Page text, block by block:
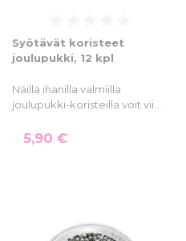
Syötävät koristeet
joulupukki, 12 kpl
Näillä ihanilla valmiilla
joulupukki-koristeilla voit vii…
5,90 €